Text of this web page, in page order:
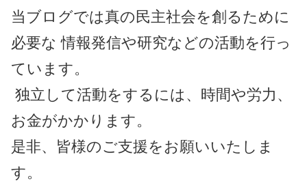
当ブログでは真の民主社会を創るために
必要な 情報発信や研究などの活動を行っ
ています。
独立して活動をするには、時間や労力、
お金がかかります。
是非、皆様のご支援をお願いいたしま
す。